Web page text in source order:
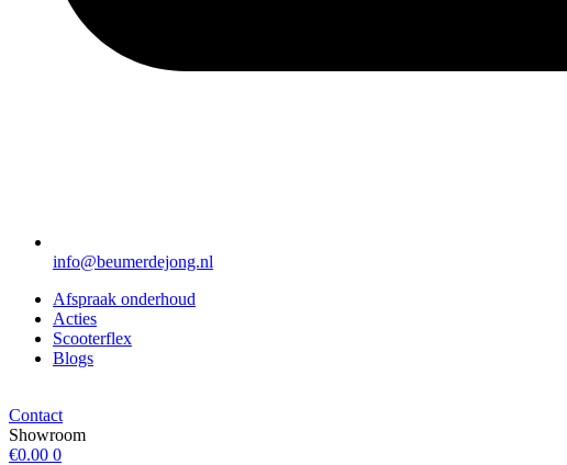
info@beumerdejong.nl
Afspraak onderhoud
Acties
Scooterflex
Blogs
Contact
Showroom
€0.00 0